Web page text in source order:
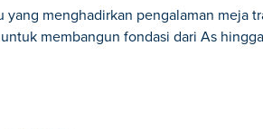
menghadirkan pengalaman meja
membangun fondasi dari As
satu Game Kartu pilihan kami.